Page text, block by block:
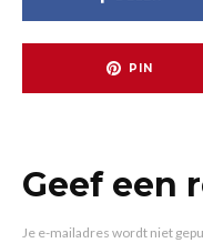
PIN
Geef een
Je e-mailadres wordt niet